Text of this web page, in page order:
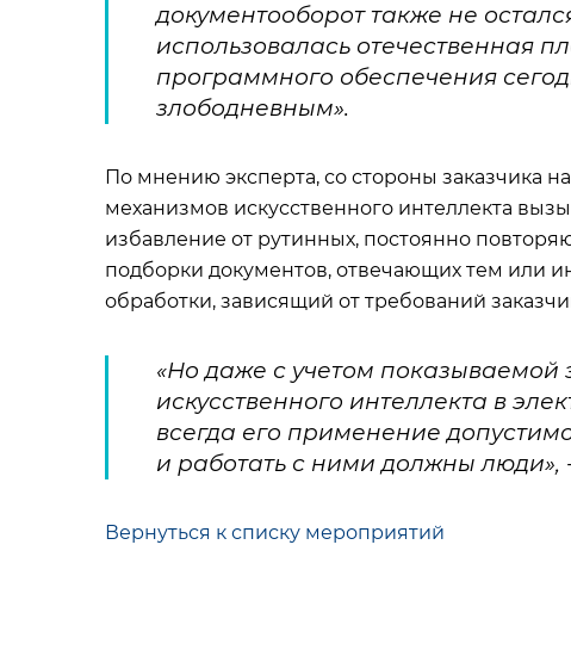
документооборот также не
использовалась отечественная
программного обеспечения
злободневным».
По мнению эксперта, со стороны заказчика
механизмов искусственного интеллекта
избавление от рутинных, постоянно
подборки документов, отвечающих тем или
обработки, зависящий от требований
«Но даже с учетом
искусственного интеллекта в
всегда его применение
и работать с ними должны люди»,
Вернуться к списку мероприятий